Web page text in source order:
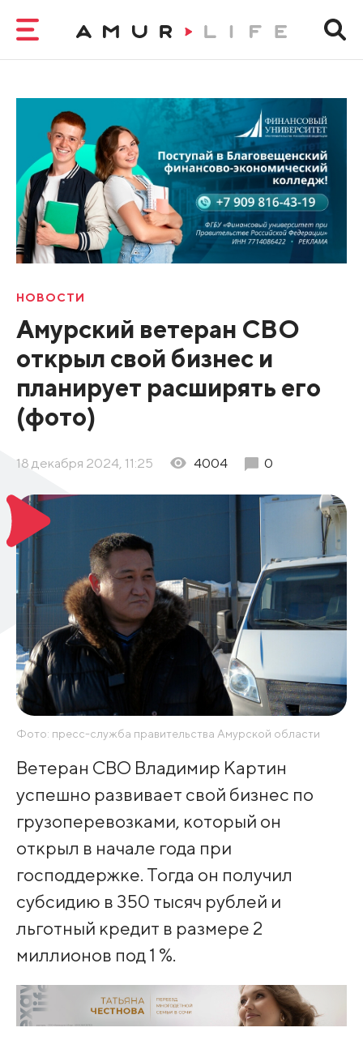
НОВОСТИ
Амурский ветеран СВО
открыл свой бизнес и
планирует расширять его
(фото)
18 декабря 2024, 11:25 4004 0
Фото: пресс-служба правительства Амурской области
Ветеран СВО Владимир Картин
успешно развивает свой бизнес по
грузоперевозками, который он
открыл в начале года при
господдержке. Тогда он получил
субсидию в 350 тысяч рублей и
льготный кредит в размере 2
миллионов под 1 %.